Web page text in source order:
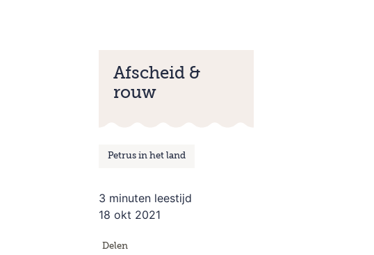
Afscheid &
rouw
Petrus in het land
3 minuten leestijd
18 okt 2021
Delen